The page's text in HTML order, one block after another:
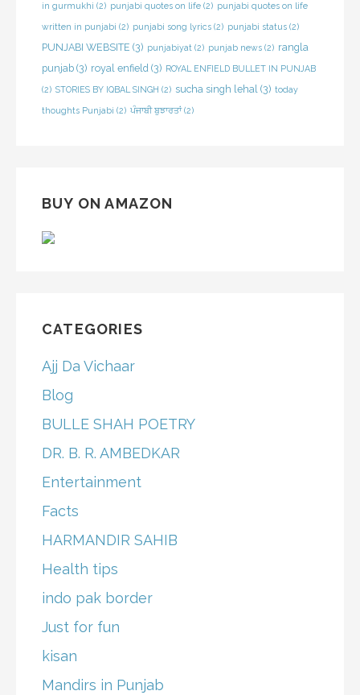
in gurmukhi (2) punjabi quotes on life (2) punjabi quotes on life
written in punjabi (2) punjabi song lyrics (2) punjabi status (2)
PUNJABI WEBSITE (3) punjabiyat (2) punjab news (2) rangla
punjab (3) royal enfield (3) ROYAL ENFIELD BULLET IN PUNJAB
(2) STORIES BY IQBAL SINGH (2) sucha singh lehal (3) today
thoughts Punjabi (2) ਪੰਜਾਬੀ ਬੁਝਾਰਤਾਂ(2)
BUY ON AMAZON
CATEGORIES
Ajj Da Vichaar
Blog
BULLE SHAH POETRY
DR. B. R. AMBEDKAR
Entertainment
Facts
HARMANDIR SAHIB
Health tips
indo pak border
Just for fun
kisan
Mandirs in Punjab